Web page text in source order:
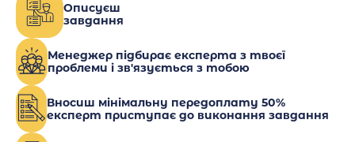
Описуєш
завдання
Менеджер підбирає експерта з твоєї
проблеми і зв'язується з тобою
Вносиш мінімальну передоплату 50%
експерт приступає до виконання завдання